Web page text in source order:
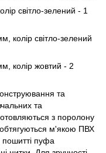
світло-зелений - 1
колір світло-зелений
колір жовтий - 2
та
та
з поролону
обтягуються м'якою ПВХ
пуфа